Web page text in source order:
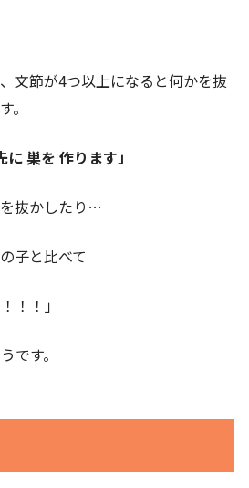
文節が4つ以上になると何かを抜
。
に 巣を 作ります」
抜かしたり…
子と比べて
！！」
です。